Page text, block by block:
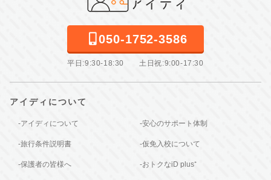
050-1752-3586
平日:9:30-18:30 土日祝:9:00-17:30
アイディについて
-アイディについて -安心のサポート体制
-旅行条件説明書 -仮免入校について
-保護者の皆様へ -おトクなiD plus⁺